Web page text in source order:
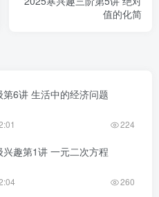
值的化简
6讲 生活中的经济问题
224
趣第1讲 一元二次方程
260